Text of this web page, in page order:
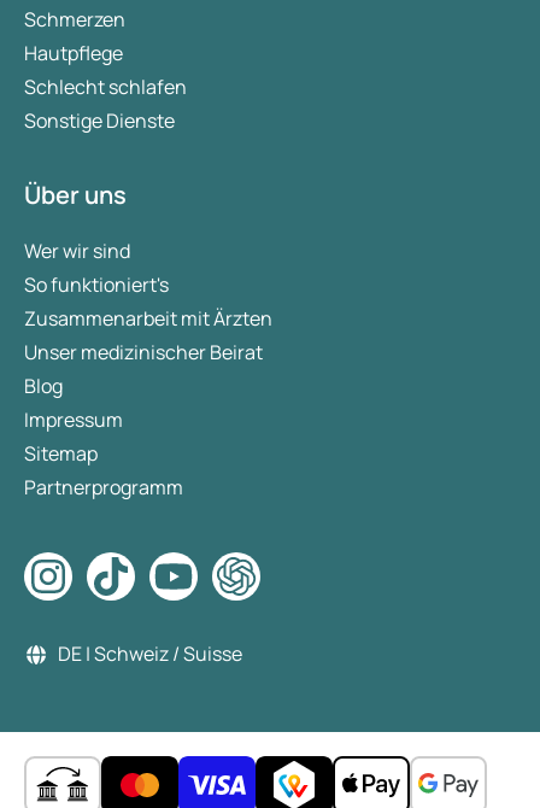
Schmerzen
Hautpflege
Schlecht schlafen
Sonstige Dienste
Über uns
Wer wir sind
So funktioniert's
Zusammenarbeit mit Ärzten
Unser medizinischer Beirat
Blog
Impressum
Sitemap
Partnerprogramm
DE | Schweiz / Suisse